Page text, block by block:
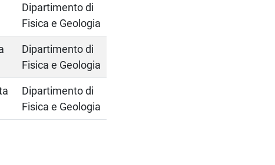
Dipartimento di
Fisica e Geologia
Dipartimento di
Fisica e Geologia
Dipartimento di
Fisica e Geologia